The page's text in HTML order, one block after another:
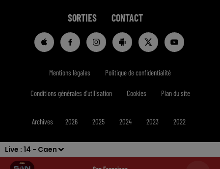
Live : 14 - Caen
SORTIES CONTACT
Mentions légales Politique de confidentialité
Conditions générales d'utilisation Cookies Plan du site
Archives 2026 2025 2024 2023 2022